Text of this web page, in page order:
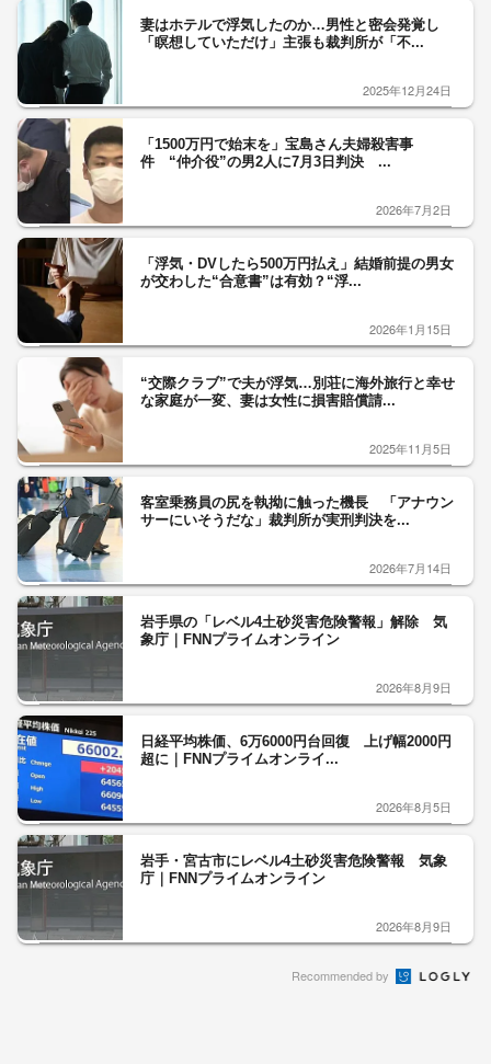
妻はホテルで浮気したのか…男性と密会発覚し
「瞑想していただけ」主張も裁判所が「不...
2025年12月24日
「1500万円で始末を」宝島さん夫婦殺害事
件 “仲介役”の男2人に7月3日判決 ...
2026年7月2日
「浮気・DVしたら500万円払え」結婚前提の男女
が交わした“合意書”は有効？“浮...
2026年1月15日
“交際クラブ”で夫が浮気…別荘に海外旅行と幸せ
な家庭が一変、妻は女性に損害賠償請...
2025年11月5日
客室乗務員の尻を執拗に触った機長 「アナウン
サーにいそうだな」裁判所が実刑判決を...
2026年7月14日
岩手県の「レベル4土砂災害危険警報」解除 気
象庁｜FNNプライムオンライン
2026年8月9日
日経平均株価、6万6000円台回復 上げ幅2000円
超に｜FNNプライムオンライ...
2026年8月5日
岩手・宮古市にレベル4土砂災害危険警報 気象
庁｜FNNプライムオンライン
2026年8月9日
Recommended by